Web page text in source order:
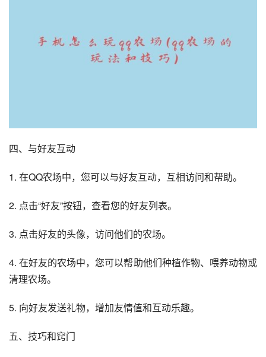
四、与好友互动
1. 在QQ农场中，您可以与好友互动，互相访问和帮助。
2. 点击“好友”按钮，查看您的好友列表。
3. 点击好友的头像，访问他们的农场。
4. 在好友的农场中，您可以帮助他们种植作物、喂养动物或
清理农场。
5. 向好友发送礼物，增加友情值和互动乐趣。
五、技巧和窍门